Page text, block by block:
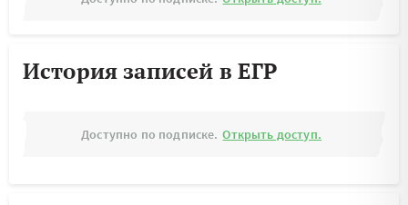
История записей в ЕГР
Доступно по подписке. Открыть доступ.